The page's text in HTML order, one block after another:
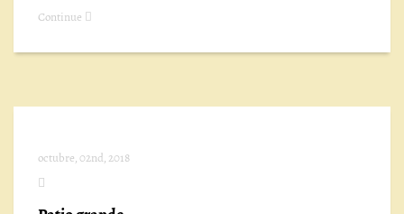
Continue
octubre, 02nd, 2018